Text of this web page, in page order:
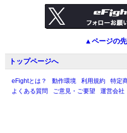
▲ページの
トップページへ
eFightとは？ 動作環境 利用規約
特定
よくある質問
ご意見・ご要望 運営会社